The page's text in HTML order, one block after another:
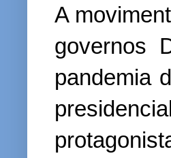
A
governos
pandemia